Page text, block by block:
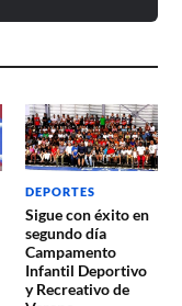
DEPORTES
Sigue con éxito en
segundo día
Campamento
Infantil Deportivo
y Recreativo de